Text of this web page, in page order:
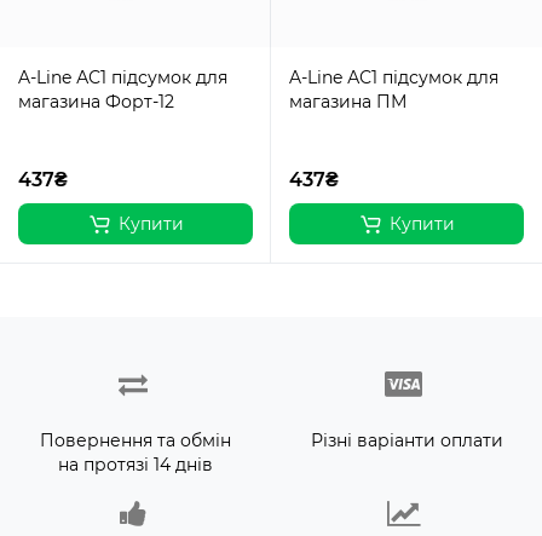
A-Line АС1 підсумок для
магазина Форт-12
437₴
Купити
A-Line АС1 підсумок для
магазина ПМ
437₴
Купити
Повернення та обмін
на протязі 14 днів
Різні варіанти оплати